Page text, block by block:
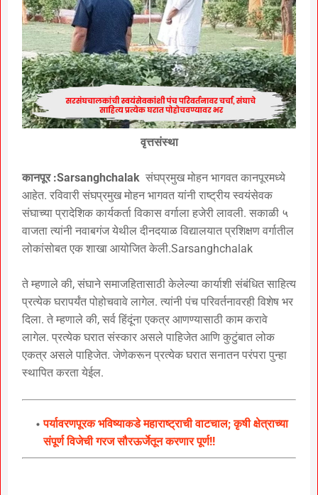
वृत्तसंस्था
कानपूर :Sarsanghchalak संघप्रमुख मोहन भागवत कानपूरमध्ये
आहेत. रविवारी संघप्रमुख मोहन भागवत यांनी राष्ट्रीय स्वयंसेवक
संघाच्या प्रादेशिक कार्यकर्ता विकास वर्गाला हजेरी लावली. सकाळी ५
वाजता त्यांनी नवाबगंज येथील दीनदयाळ विद्यालयात प्रशिक्षण वर्गातील
लोकांसोबत एक शाखा आयोजित केली.Sarsanghchalak
ते म्हणाले की, संघाने समाजहितासाठी केलेल्या कार्याशी संबंधित साहित्य
प्रत्येक घरापर्यंत पोहोचवावे लागेल. त्यांनी पंच परिवर्तनावरही विशेष भर
दिला. ते म्हणाले की, सर्व हिंदूंना एकत्र आणण्यासाठी काम करावे
लागेल. प्रत्येक घरात संस्कार असले पाहिजेत आणि कुटुंबात लोक
एकत्र असले पाहिजेत. जेणेकरून प्रत्येक घरात सनातन परंपरा पुन्हा
स्थापित करता येईल.
पर्यावरणपूरक भविष्याकडे महाराष्ट्राची वाटचाल; कृषी क्षेत्राच्या
संपूर्ण विजेची गरज सौरऊर्जेतून करणार पूर्ण!!